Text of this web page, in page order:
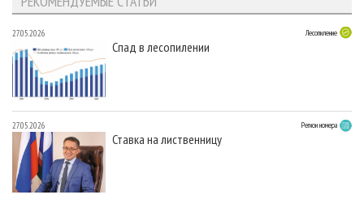
27.05.2026 Лесопиление
Спад в лесопилении
27.05.2026 Регион номера
Ставка на лиственницу